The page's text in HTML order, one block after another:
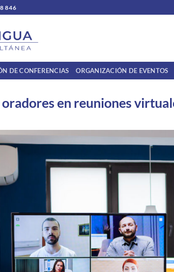
846
DE CONFERENCIAS ORGANIZACIÓN DE EVENTOS
en reuniones